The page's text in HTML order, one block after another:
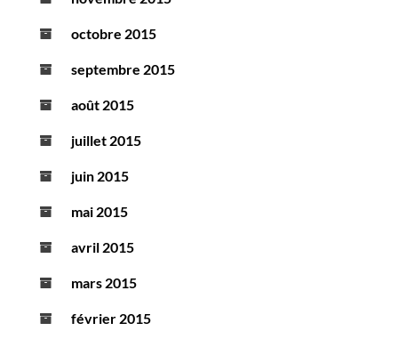
octobre 2015
septembre 2015
août 2015
juillet 2015
juin 2015
mai 2015
avril 2015
mars 2015
février 2015